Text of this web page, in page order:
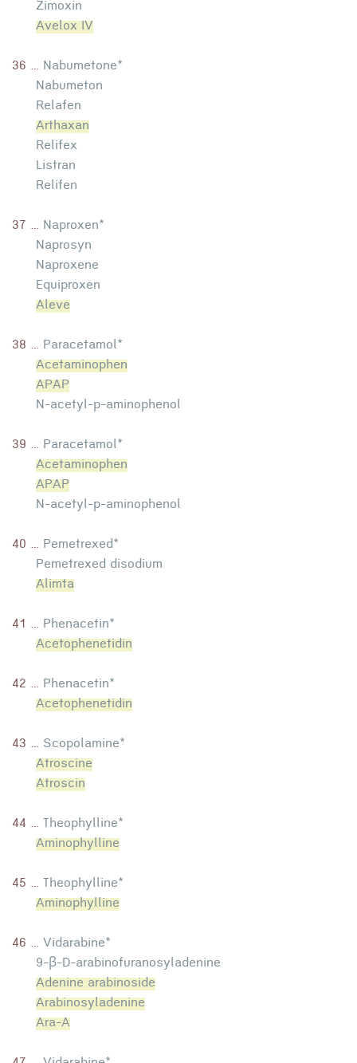
Zimoxin
Avelox IV
36 ... Nabumetone*
Nabumeton
Relafen
Arthaxan
Relifex
Listran
Relifen
37 ... Naproxen*
Naprosyn
Naproxene
Equiproxen
Aleve
38 ... Paracetamol*
Acetaminophen
APAP
N-acetyl-p-aminophenol
39 ... Paracetamol*
Acetaminophen
APAP
N-acetyl-p-aminophenol
40 ... Pemetrexed*
Pemetrexed disodium
Alimta
41 ... Phenacetin*
Acetophenetidin
42 ... Phenacetin*
Acetophenetidin
43 ... Scopolamine*
Atroscine
Atroscin
44 ... Theophylline*
Aminophylline
45 ... Theophylline*
Aminophylline
46 ... Vidarabine*
9-β-D-arabinofuranosyladenine
Adenine arabinoside
Arabinosyladenine
Ara-A